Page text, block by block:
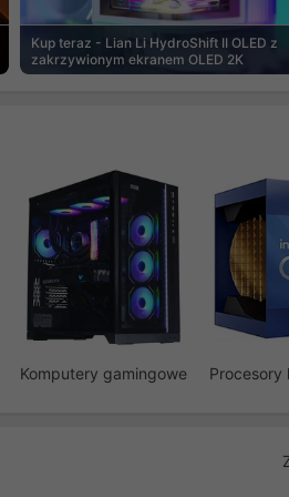
Kup teraz - Lian Li HydroShift II OLED z
zakrzywionym ekranem OLED 2K
Komputery gamingowe Procesory